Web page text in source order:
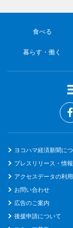
食べる
暮らす・働く
ヨコハマ経済新聞に
プレスリリース・情
アクセスデータの利
お問い合わせ
広告のご案内
後援申請について